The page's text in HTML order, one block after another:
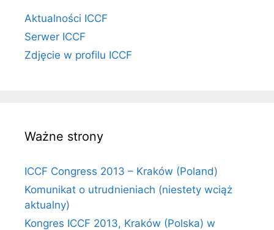
Aktualności ICCF
Serwer ICCF
Zdjęcie w profilu ICCF
Ważne strony
ICCF Congress 2013 – Kraków (Poland)
Komunikat o utrudnieniach (niestety wciąż
aktualny)
Kongres ICCF 2013, Kraków (Polska) w